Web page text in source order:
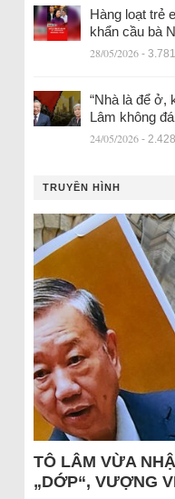
Hàng loạt trẻ
khẩn cầu bà
28/05/2026 -
“Nhà là để ở,
Lâm không
24/05/2026 -
TRUYỀN HÌNH
TÔ LÂM VỪA
„DỚP“, VƯỢNG